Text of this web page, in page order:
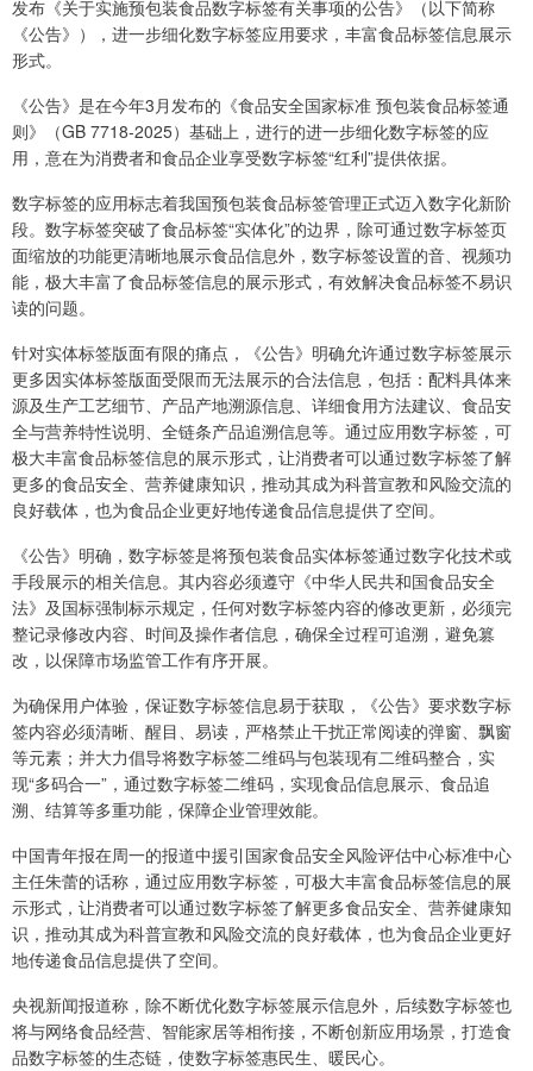
发布《关于实施预包装食品数字标签有关事项的公告》（以下简称
《公告》），进一步细化数字标签应用要求，丰富食品标签信息展示
形式。
《公告》是在今年3月发布的《食品安全国家标准 预包装食品标签通
则》（GB 7718-2025）基础上，进行的进一步细化数字标签的应
用，意在为消费者和食品企业享受数字标签“红利”提供依据。
数字标签的应用标志着我国预包装食品标签管理正式迈入数字化新阶
段。数字标签突破了食品标签“实体化”的边界，除可通过数字标签页
面缩放的功能更清晰地展示食品信息外，数字标签设置的音、视频功
能，极大丰富了食品标签信息的展示形式，有效解决食品标签不易识
读的问题。
针对实体标签版面有限的痛点，《公告》明确允许通过数字标签展示
更多因实体标签版面受限而无法展示的合法信息，包括：配料具体来
源及生产工艺细节、产品产地溯源信息、详细食用方法建议、食品安
全与营养特性说明、全链条产品追溯信息等。通过应用数字标签，可
极大丰富食品标签信息的展示形式，让消费者可以通过数字标签了解
更多的食品安全、营养健康知识，推动其成为科普宣教和风险交流的
良好载体，也为食品企业更好地传递食品信息提供了空间。
《公告》明确，数字标签是将预包装食品实体标签通过数字化技术或
手段展示的相关信息。其内容必须遵守《中华人民共和国食品安全
法》及国标强制标示规定，任何对数字标签内容的修改更新，必须完
整记录修改内容、时间及操作者信息，确保全过程可追溯，避免篡
改，以保障市场监管工作有序开展。
为确保用户体验，保证数字标签信息易于获取，《公告》要求数字标
签内容必须清晰、醒目、易读，严格禁止干扰正常阅读的弹窗、飘窗
等元素；并大力倡导将数字标签二维码与包装现有二维码整合，实
现“多码合一”，通过数字标签二维码，实现食品信息展示、食品追
溯、结算等多重功能，保障企业管理效能。
中国青年报在周一的报道中援引国家食品安全风险评估中心标准中心
主任朱蕾的话称，通过应用数字标签，可极大丰富食品标签信息的展
示形式，让消费者可以通过数字标签了解更多食品安全、营养健康知
识，推动其成为科普宣教和风险交流的良好载体，也为食品企业更好
地传递食品信息提供了空间。
央视新闻报道称，除不断优化数字标签展示信息外，后续数字标签也
将与网络食品经营、智能家居等相衔接，不断创新应用场景，打造食
品数字标签的生态链，使数字标签惠民生、暖民心。